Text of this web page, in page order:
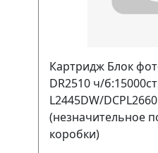
Картридж Блок
DR2510 ч/
L2445DW/
(незначительное
коробки)